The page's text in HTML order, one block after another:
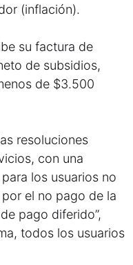
(inflación).
su factura de
de subsidios,
de $3.500
resoluciones
con una
los usuarios no
el no pago de la
pago diferido”,
todos los usuarios